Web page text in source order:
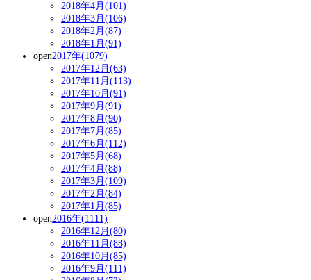
2018年4月(101)
2018年3月(106)
2018年2月(87)
2018年1月(91)
open2017年(1079)
2017年12月(63)
2017年11月(113)
2017年10月(91)
2017年9月(91)
2017年8月(90)
2017年7月(85)
2017年6月(112)
2017年5月(68)
2017年4月(88)
2017年3月(109)
2017年2月(84)
2017年1月(85)
open2016年(1111)
2016年12月(80)
2016年11月(88)
2016年10月(85)
2016年9月(111)